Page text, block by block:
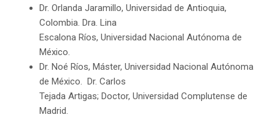
Dr. Orlanda Jaramillo, Universidad de Antioquia,
Colombia. Dra. Lina
Escalona Ríos, Universidad Nacional Autónoma de
México.
Dr. Noé Ríos, Máster, Universidad Nacional Autónoma
de México. Dr. Carlos
Tejada Artigas; Doctor, Universidad Complutense de
Madrid.